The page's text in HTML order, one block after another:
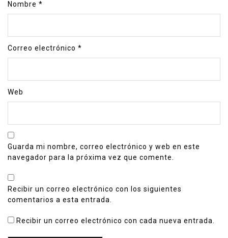
Nombre *
Correo electrónico *
Web
Guarda mi nombre, correo electrónico y web en este
navegador para la próxima vez que comente.
Recibir un correo electrónico con los siguientes
comentarios a esta entrada.
Recibir un correo electrónico con cada nueva entrada.